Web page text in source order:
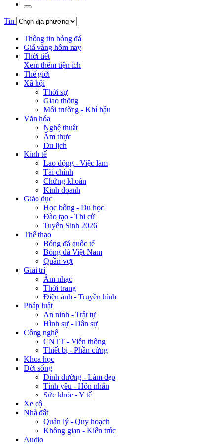
Tin
Thông tin bóng đá
Giá vàng hôm nay
Thời tiết
Xem thêm tiện ích
Thế giới
Xã hội
Thời sự
Giao thông
Môi trường - Khí hậu
Văn hóa
Nghệ thuật
Ẩm thực
Du lịch
Kinh tế
Lao động - Việc làm
Tài chính
Chứng khoán
Kinh doanh
Giáo dục
Học bổng - Du học
Đào tạo - Thi cử
Tuyển Sinh 2026
Thể thao
Bóng đá quốc tế
Bóng đá Việt Nam
Quần vợt
Giải trí
Âm nhạc
Thời trang
Điện ảnh - Truyền hình
Pháp luật
An ninh - Trật tự
Hình sự - Dân sự
Công nghệ
CNTT - Viễn thông
Thiết bị - Phần cứng
Khoa học
Đời sống
Dinh dưỡng - Làm đẹp
Tình yêu - Hôn nhân
Sức khỏe - Y tế
Xe cộ
Nhà đất
Quản lý - Quy hoạch
Không gian - Kiến trúc
Audio